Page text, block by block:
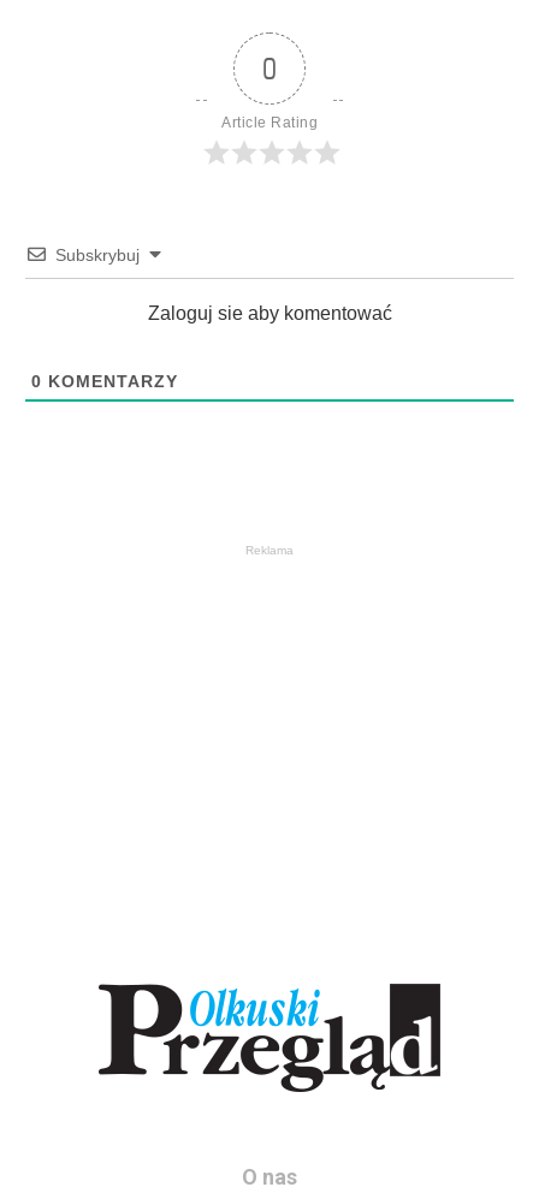
0
Article Rating
Subskrybuj
Zaloguj sie aby komentować
0 KOMENTARZY
Reklama
O nas